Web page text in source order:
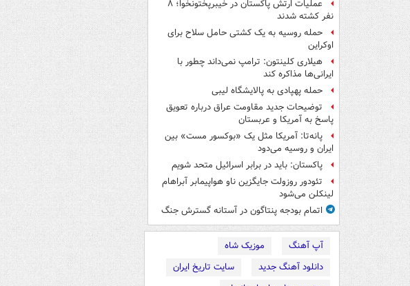
عملیات ارتش پاکستان در خیبرپختونخوا؛ ۸
نفر کشته شدند
حمله روسیه به یک کشتی حامل سلاح برای
اوکراین
هیلاری کلینتون: ترامپ نمی‌داند چطور با
ایرانی‌ها مذاکره کند
حمله پهپادی به پالایشگاه لیبی
توضیحات جدید مقاومت عراق درباره تعویق
پاسخ به آمریکا و عربستان
پانه‌تا: آمریکا مثل یک «بوکسور مست» بین
ایران و روسیه می‌دود
پاکستان: باید در برابر اسرائیل متحد شویم
تئودور روزولت جایگزین ناو هواپیمابر آبراهام
لینکلن می‌شود
اتمام بودجه پنتاگون در آستانه گسترش جنگ
آپ آهنگ
موزیک شاه
دانلود آهنگ جدید
سایت تاریخ ایران